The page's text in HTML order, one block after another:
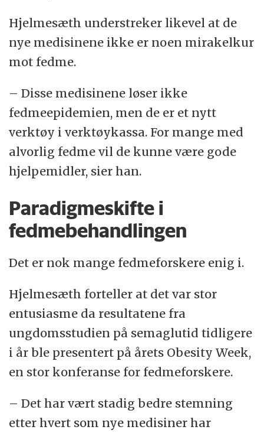
Hjelmesæth understreker likevel at de
nye medisinene ikke er noen mirakelkur
mot fedme.
– Disse medisinene løser ikke
fedmeepidemien, men de er et nytt
verktøy i verktøykassa. For mange med
alvorlig fedme vil de kunne være gode
hjelpemidler, sier han.
Paradigmeskifte i
fedmebehandlingen
Det er nok mange fedmeforskere enig i.
Hjelmesæth forteller at det var stor
entusiasme da resultatene fra
ungdomsstudien på semaglutid tidligere
i år ble presentert på årets Obesity Week,
en stor konferanse for fedmeforskere.
– Det har vært stadig bedre stemning
etter hvert som nye medisiner har